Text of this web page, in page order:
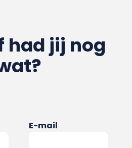
had jij nog
E-mail